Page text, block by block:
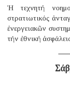
Ἡ τεχνητή
στρατιωτικός
ἐνεργειακῶν
τήν ἐθνική